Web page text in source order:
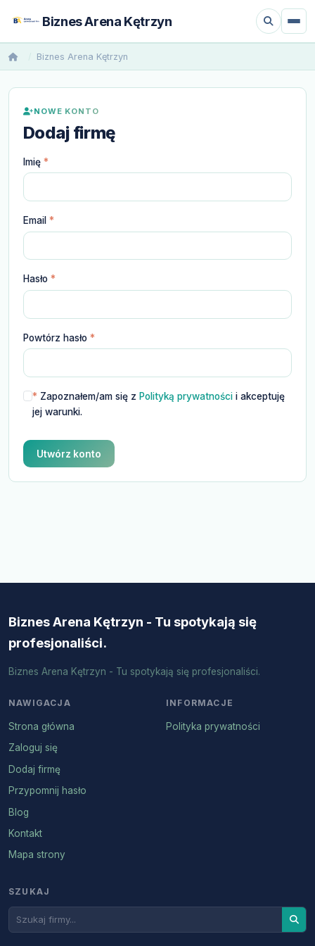
Biznes Arena Kętrzyn
Biznes Arena Kętrzyn
NOWE KONTO
Dodaj firmę
Imię *
Email *
Hasło *
Powtórz hasło *
* Zapoznałem/am się z Polityką prywatności i akceptuję
jej warunki.
Utwórz konto
Biznes Arena Kętrzyn - Tu spotykają się
profesjonaliści.
Biznes Arena Kętrzyn - Tu spotykają się profesjonaliści.
NAWIGACJA
Strona główna
Zaloguj się
Dodaj firmę
Przypomnij hasło
Blog
Kontakt
Mapa strony
INFORMACJE
Polityka prywatności
SZUKAJ